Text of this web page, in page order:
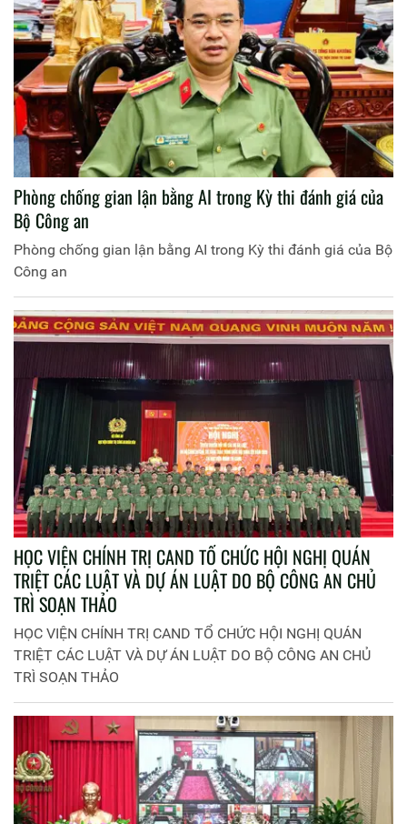
Phòng chống gian lận bằng AI trong Kỳ thi đánh giá của
Bộ Công an
Phòng chống gian lận bằng AI trong Kỳ thi đánh giá của Bộ
Công an
HỌC VIỆN CHÍNH TRỊ CAND TỔ CHỨC HỘI NGHỊ QUÁN
TRIỆT CÁC LUẬT VÀ DỰ ÁN LUẬT DO BỘ CÔNG AN CHỦ
TRÌ SOẠN THẢO
HỌC VIỆN CHÍNH TRỊ CAND TỔ CHỨC HỘI NGHỊ QUÁN
TRIỆT CÁC LUẬT VÀ DỰ ÁN LUẬT DO BỘ CÔNG AN CHỦ
TRÌ SOẠN THẢO